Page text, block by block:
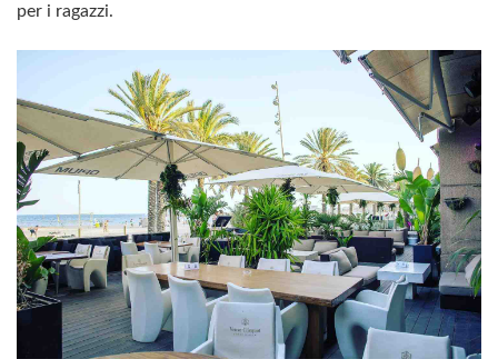
per i ragazzi.